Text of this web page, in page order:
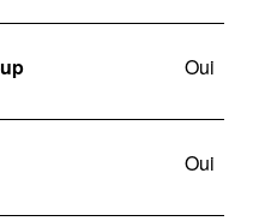
Oui
Oui